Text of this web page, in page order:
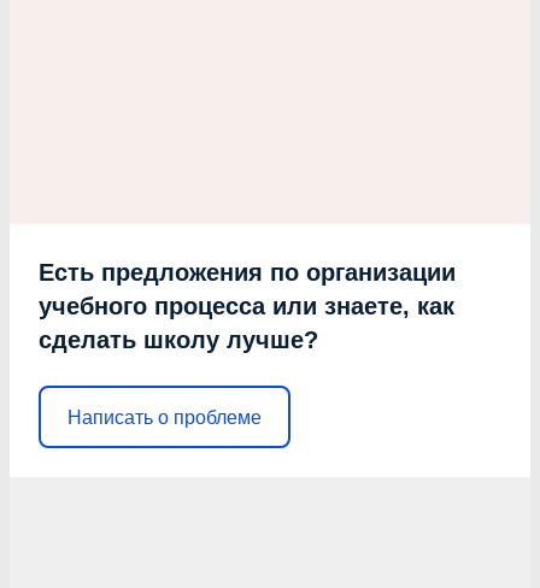
Есть предложения по организации
учебного процесса или знаете, как
сделать школу лучше?
Написать о проблеме